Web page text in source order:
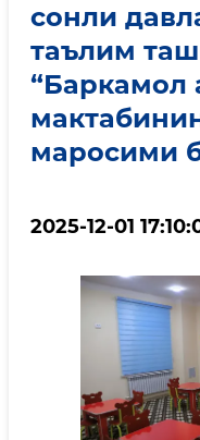
сонли
таълим
“Баркамол
маросими
2025-12-01